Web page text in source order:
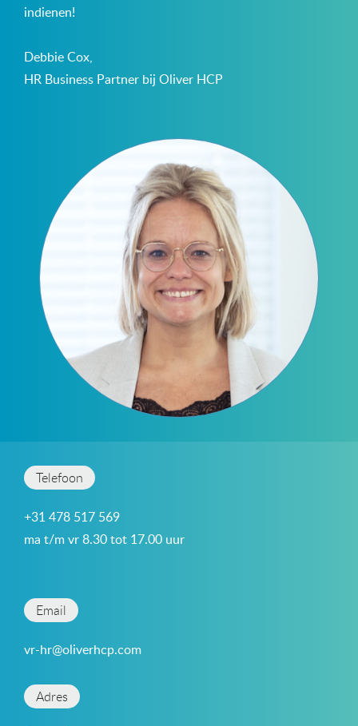
indienen!
Debbie Cox,
HR Business Partner bij Oliver HCP
Telefoon
+31 478 517 569
ma t/m vr 8.30 tot 17.00 uur
Email
vr-hr@oliverhcp.com
Adres